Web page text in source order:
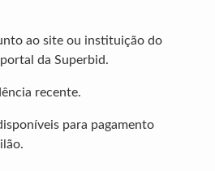
ao site ou instituição do
da Superbid.
recente.
para pagamento